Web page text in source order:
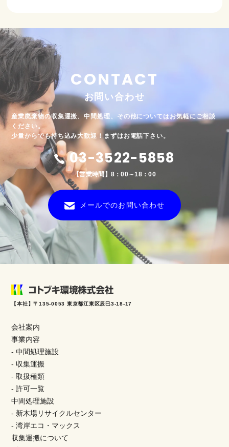
CONTACT
お問い合わせ
産業廃棄物の収集運搬、中間処理、その他についてはお気軽にご相談
ください。
少量からでも持ち込み大歓迎！まずはお電話下さい。
03-3522-5858
【営業時間】8：00～18：00
メールでのお問い合わせ
【本社】〒135-0053 東京都江東区辰巳3-18-17
会社案内
事業内容
- 中間処理施設
- 収集運搬
- 取扱種類
- 許可一覧
中間処理施設
- 新木場リサイクルセンター
- 湾岸エコ・マックス
収集運搬について